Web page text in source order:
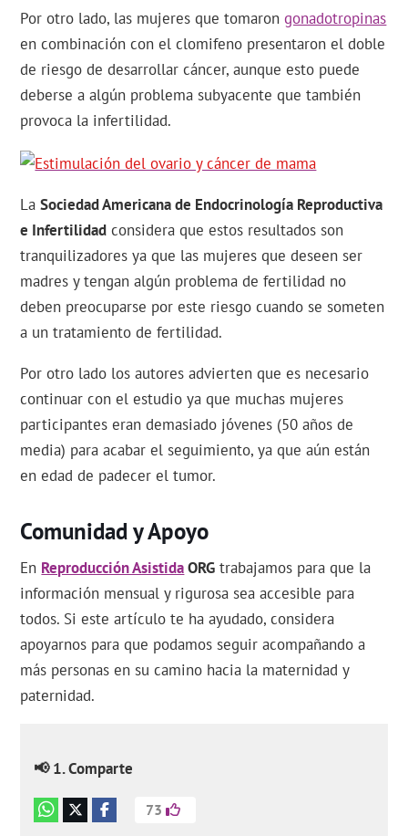
Por otro lado, las mujeres que tomarongonadotropinas
en combinación con el clomifeno presentaron el doble
de riesgo de desarrollar cáncer, aunque esto puede
deberse a algún problema subyacente que también
provoca la infertilidad.
LaSociedad Americana de Endocrinología Reproductiva
e Infertilidad considera que estos resultados son
tranquilizadores ya que las mujeres que deseen ser
madres y tengan algún problema de fertilidad no
deben preocuparse por este riesgo cuando se someten
a un tratamiento de fertilidad.
Por otro lado los autores advierten que es necesario
continuar con el estudio ya que muchas mujeres
participantes eran demasiado jóvenes (50 años de
media) para acabar el seguimiento, ya que aún están
en edad de padecer el tumor.
Comunidad y Apoyo
En Reproducción AsistidaORG trabajamos para que la
información mensual y rigurosa sea accesible para
todos. Si este artículo te ha ayudado, considera
apoyarnos para que podamos seguir acompañando a
más personas en su camino hacia la maternidad y
paternidad.
📢 1. Comparte
73